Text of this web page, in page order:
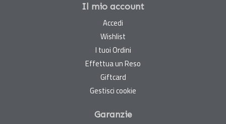
Il mio account
Accedi
Wishlist
I tuoi Ordini
Effettua un Reso
Giftcard
Gestisci cookie
Garanzie